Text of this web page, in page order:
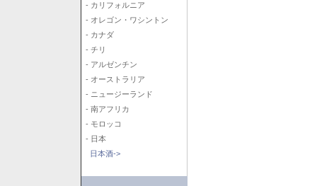
- カリフォルニア
- オレゴン・ワシントン
- カナダ
- チリ
- アルゼンチン
- オーストラリア
- ニュージーランド
- 南アフリカ
- モロッコ
- 日本
日本酒->